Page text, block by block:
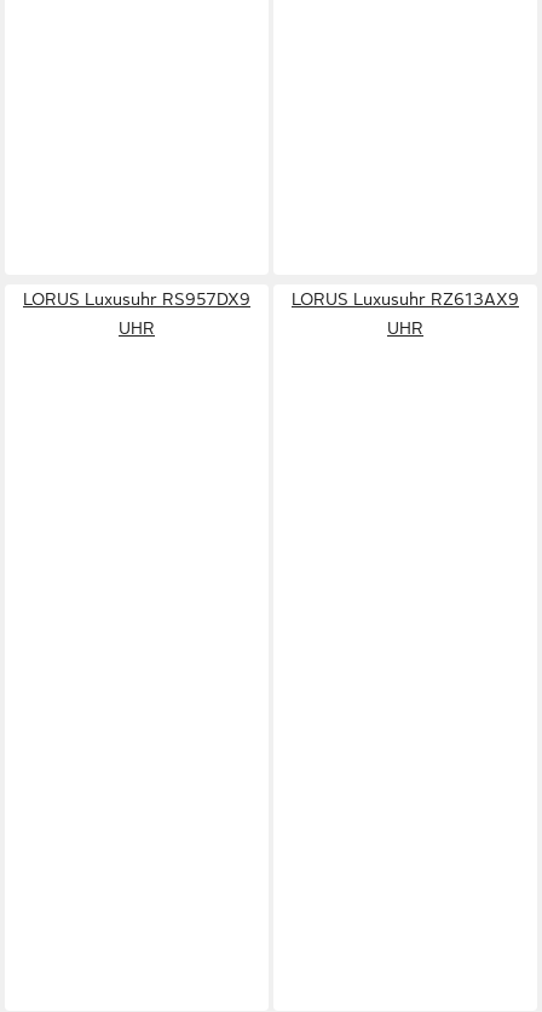
LORUS Luxusuhr RS957DX9
UHR
LORUS Luxusuhr RZ613AX9
UHR